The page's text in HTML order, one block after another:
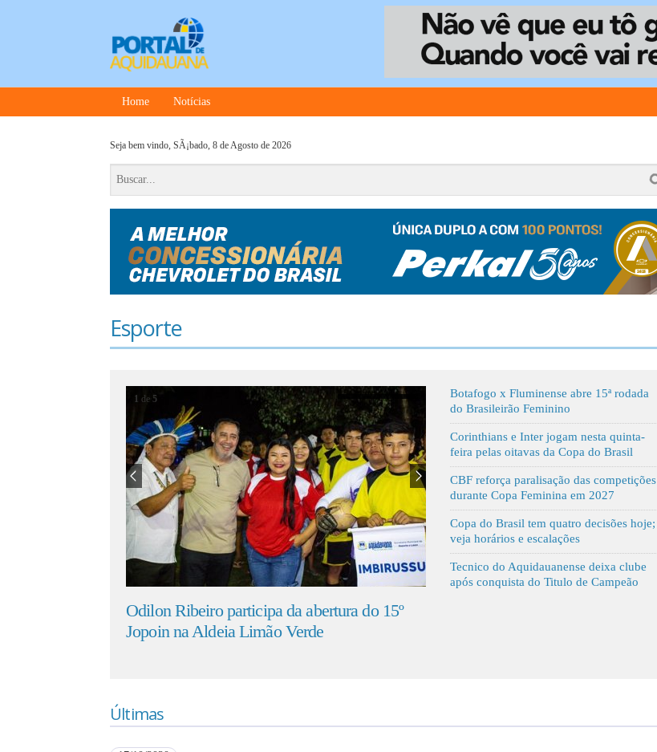
Home Notícias
Seja bem vindo, SÃ¡bado, 8 de Agosto de 2026
Esporte
da abertura do 15º
Federação convoca clubes para definir
formato e regras da Copa MS 2026
1 de5
Botafogo x Fluminense abre 15ª rodada
do Brasileirão Feminino
Corinthians e Inter jogam nesta quinta-
feira pelas oitavas da Copa do Brasil
CBF reforça paralisação das competições
durante Copa Feminina em 2027
Copa do Brasil tem quatro decisões hoje;
veja horários e escalações
Tecnico do Aquidauanense deixa clube
após conquista do Titulo de Campeão
Últimas